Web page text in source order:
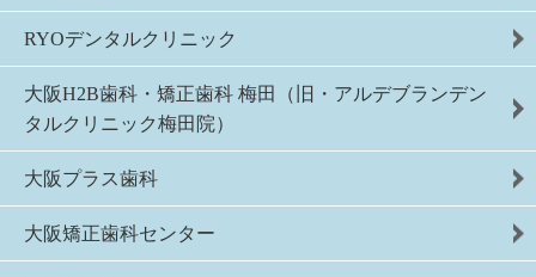
RYOデンタルクリニック
大阪H2B歯科・矯正歯科 梅田（旧・アルデブランデン
タルクリニック梅田院）
大阪プラス歯科
大阪矯正歯科センター